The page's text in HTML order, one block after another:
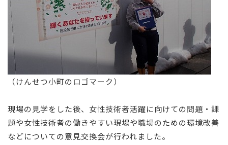
（けんせつ小町のロゴマーク）
現場の見学をした後、女性技術者活躍に向けての問題・課
題や女性技術者の働きやすい現場や職場のための環境改善
などについての意見交換会が行われました。